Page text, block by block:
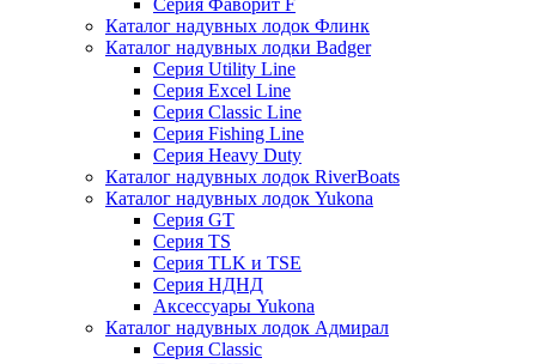
Серия Фаворит F
Каталог надувных лодок Флинк
Каталог надувных лодки Badger
Серия Utility Line
Серия Excel Line
Серия Classic Line
Серия Fishing Line
Серия Heavy Duty
Каталог надувных лодок RiverBoats
Каталог надувных лодок Yukona
Серия GT
Серия TS
Серия TLK и TSE
Серия НДНД
Аксессуары Yukona
Каталог надувных лодок Адмирал
Серия Classic